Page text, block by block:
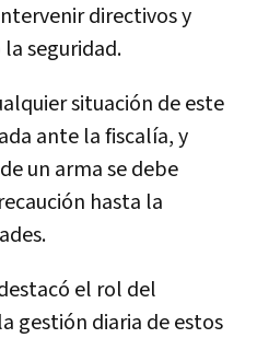
directivos y
seguridad.
situación de este
ante la fiscalía, y
un arma se debe
hasta la
el rol del
gestión diaria de estos